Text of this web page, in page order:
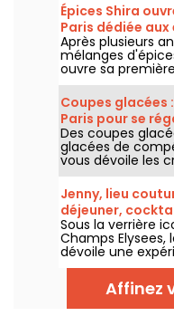
Épices Shira
Paris dédiée
Après plusieurs
mélanges
ouvre sa
Dès septembre
Marché Saint-
arrondissement,
offre de plats
et une sélection
monde entier.
Coupes glacées
Paris pour se
Des coupes
glacées de
vous dévoile les
chics de Paris
du Cheval Blanc
George V dans le
du Shangri-La
Jenny, lieu
déjeuner,
Sous la verrière
Champs
dévoile une
héritage
contemporaine.
élégant,
inspirés : une
Affinez